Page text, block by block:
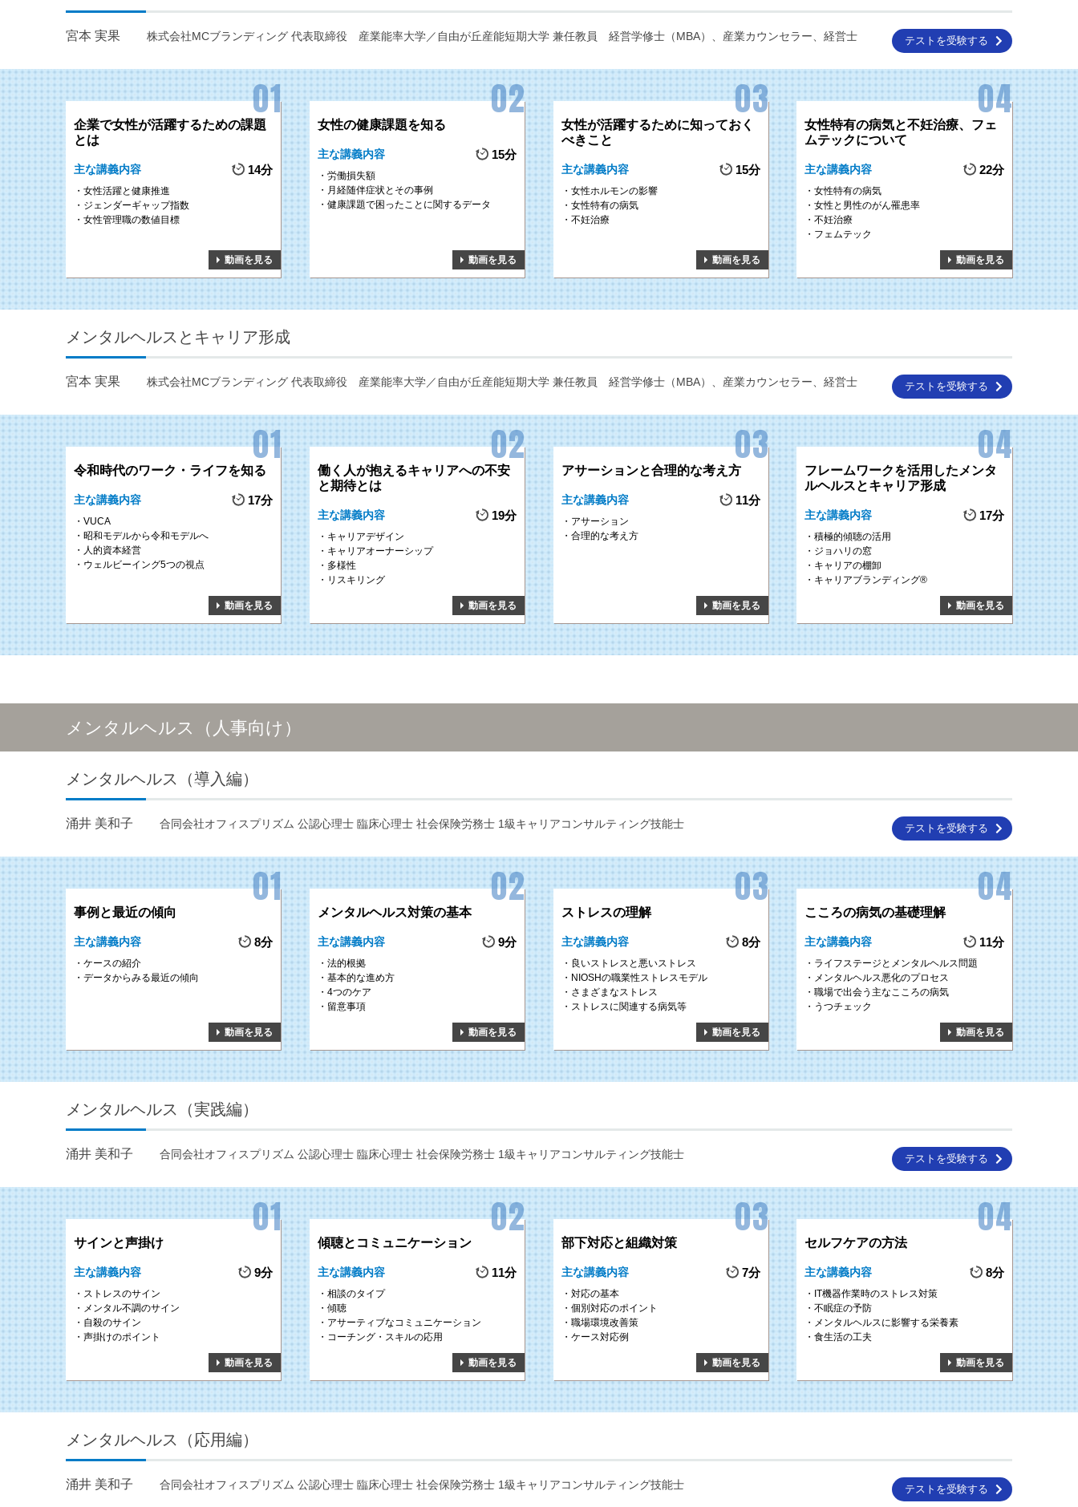
宮本 実果 株式会社MCブランディング 代表取締役 産業能率大学／自由が丘産能短期大学 兼任教員 経営学修士（MBA）、産業カウンセラー、経営士 テストを受験する
企業で女性が活躍するための課題
とは
主な講義内容 14分
女性活躍と健康推進
ジェンダーギャップ指数
女性管理職の数値目標
動画を見る
女性の健康課題を知る
主な講義内容 15分
労働損失額
月経随伴症状とその事例
健康課題で困ったことに関するデータ
動画を見る
女性が活躍するために知っておく
べきこと
主な講義内容 15分
女性ホルモンの影響
女性特有の病気
不妊治療
動画を見る
女性特有の病気と不妊治療、フェ
ムテックについて
主な講義内容 22分
女性特有の病気
女性と男性のがん罹患率
不妊治療
フェムテック
動画を見る
メンタルヘルスとキャリア形成
宮本 実果 株式会社MCブランディング 代表取締役 産業能率大学／自由が丘産能短期大学 兼任教員 経営学修士（MBA）、産業カウンセラー、経営士 テストを受験する
令和時代のワーク・ライフを知る
主な講義内容 17分
VUCA
昭和モデルから令和モデルへ
人的資本経営
ウェルビーイング5つの視点
動画を見る
働く人が抱えるキャリアへの不安
と期待とは
主な講義内容 19分
キャリアデザイン
キャリアオーナーシップ
多様性
リスキリング
動画を見る
アサーションと合理的な考え方
主な講義内容 11分
アサーション
合理的な考え方
動画を見る
フレームワークを活用したメンタ
ルヘルスとキャリア形成
主な講義内容 17分
積極的傾聴の活用
ジョハリの窓
キャリアの棚卸
キャリアブランディング®
動画を見る
メンタルヘルス（人事向け）
メンタルヘルス（導入編）
涌井 美和子 合同会社オフィスプリズム 公認心理士 臨床心理士 社会保険労務士 1級キャリアコンサルティング技能士 テストを受験する
事例と最近の傾向
主な講義内容 8分
ケースの紹介
データからみる最近の傾向
動画を見る
メンタルヘルス対策の基本
主な講義内容 9分
法的根拠
基本的な進め方
4つのケア
留意事項
動画を見る
ストレスの理解
主な講義内容 8分
良いストレスと悪いストレス
NIOSHの職業性ストレスモデル
さまざまなストレス
ストレスに関連する病気等
動画を見る
こころの病気の基礎理解
主な講義内容 11分
ライフステージとメンタルヘルス問題
メンタルヘルス悪化のプロセス
職場で出会う主なこころの病気
うつチェック
動画を見る
メンタルヘルス（実践編）
涌井 美和子 合同会社オフィスプリズム 公認心理士 臨床心理士 社会保険労務士 1級キャリアコンサルティング技能士 テストを受験する
サインと声掛け
主な講義内容 9分
ストレスのサイン
メンタル不調のサイン
自殺のサイン
声掛けのポイント
動画を見る
傾聴とコミュニケーション
主な講義内容 11分
相談のタイプ
傾聴
アサーティブなコミュニケーション
コーチング・スキルの応用
動画を見る
部下対応と組織対策
主な講義内容 7分
対応の基本
個別対応のポイント
職場環境改善策
ケース対応例
動画を見る
セルフケアの方法
主な講義内容 8分
IT機器作業時のストレス対策
不眠症の予防
メンタルヘルスに影響する栄養素
食生活の工夫
動画を見る
メンタルヘルス（応用編）
涌井 美和子 合同会社オフィスプリズム 公認心理士 臨床心理士 社会保険労務士 1級キャリアコンサルティング技能士 テストを受験する